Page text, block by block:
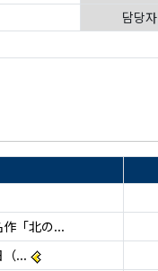
담당자
「北の...
...